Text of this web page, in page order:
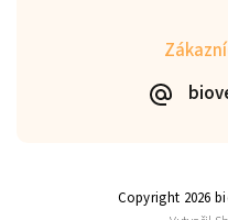
Copyright 2026